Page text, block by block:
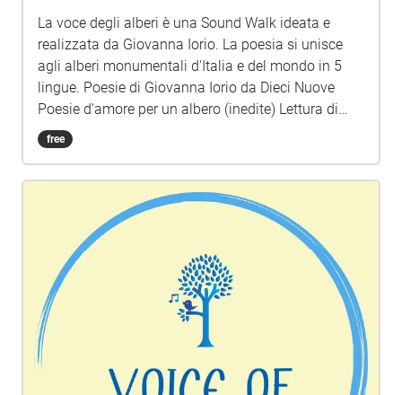
La voce degli alberi è una Sound Walk ideata e
realizzata da Giovanna Iorio. La poesia si unisce
agli alberi monumentali d'Italia e del mondo in 5
lingue. Poesie di Giovanna Iorio da Dieci Nuove
Poesie d'amore per un albero (inedite) Lettura di
Barbara Marchand Musica e montaggio di Lucio
Lazzaruolo (Notturno Concertante)
free